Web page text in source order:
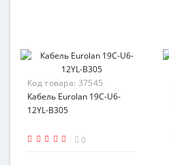
Код товара: 37545
Кабель Eurolan 19C-U6-
12YL-B305
0